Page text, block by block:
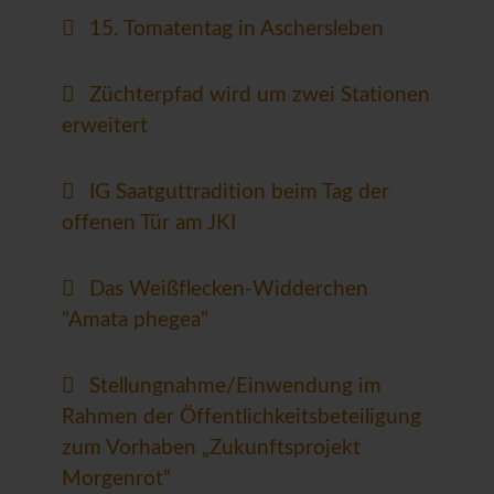
15. Tomatentag in Aschersleben
Züchterpfad wird um zwei Stationen
erweitert
IG Saatguttradition beim Tag der
offenen Tür am JKI
Das Weißflecken-Widderchen
"Amata phegea"
Stellungnahme/Einwendung im
Rahmen der Öffentlichkeitsbeteiligung
zum Vorhaben „Zukunftsprojekt
Morgenrot“